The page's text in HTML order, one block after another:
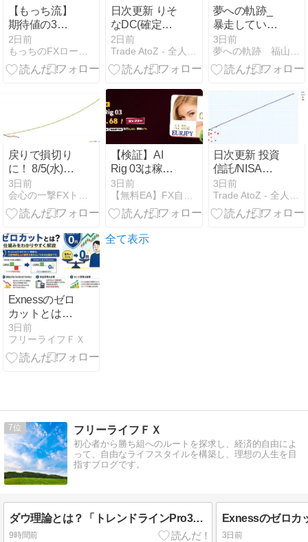
【もっち流】
期待値の3大
原則｜RR・エ
ントリー精
度・検証が勝
2日前
日次更新 りそ
なDC(確定拠
出年金)・投資
信託/NISA ポ
ートフォリオ
フォリオ分析
[1年・3年・5
年・全期間] –
2026-08-06
2日前
夢への軌跡_
暴走していま
すねぇ。これ
は切り替え確
定です。
3日前
戻りで損切り
に！ 8/5(水)ト
レード結果
3日前
【検証】AI
Rig 03は稼げ
る？勝率
97%EURJPY
ナンピンEAの
で診断
3日前
日次更新 投資
信託/NISA・
りそなDC(確
定拠出年金)
ポートフォリ
3日前
Exnessのゼロ
カットとは？
仕組みをわか
りやすく解説
3日前
フリーライフＦＸ
全て表示
7 フリーライフＦＸ
初心者から勝ち組へのルートを探求し、経済的自由によ
って、自由なライフスタイルを構築し、理想の人生を目
指すブログです。
ダウ理論とは？「トレンドラインPro3」で学ぶ相場の基本の見方
9時間前 3日前